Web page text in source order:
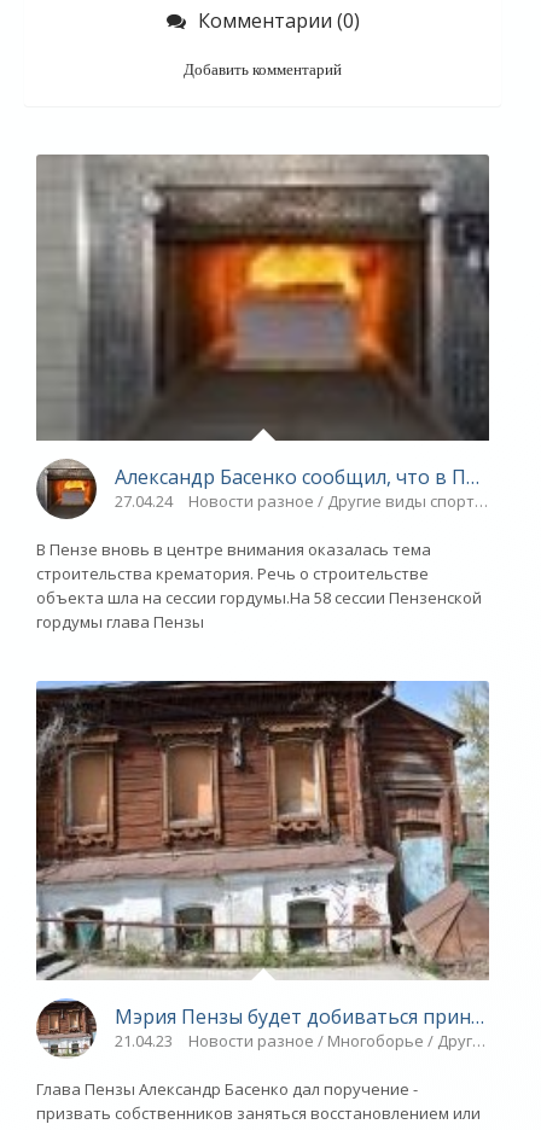
Комментарии (0)
Добавить комментарий
Александр Басенко сообщил, что в Пензе
27.04.24 Новости разное / Другие виды спорта /
В Пензе вновь в центре внимания оказалась тема
строительства крематория. Речь о строительстве
объекта шла на сессии гордумы.На 58 сессии Пензенской
гордумы глава Пензы
Мэрия Пензы будет добиваться
21.04.23 Новости разное / Многоборье / Другие
Глава Пензы Александр Басенко дал поручение -
призвать собственников заняться восстановлением или